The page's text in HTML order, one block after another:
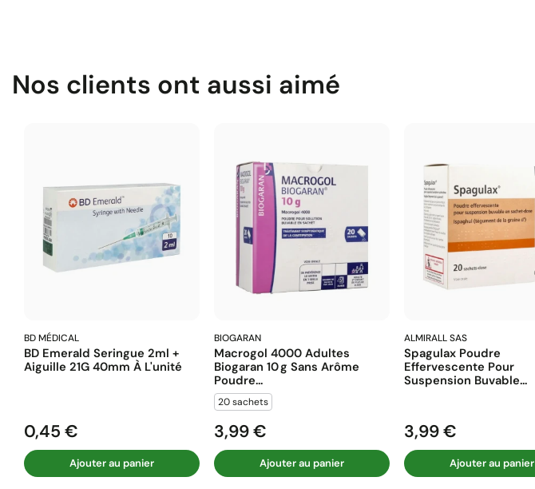
Nos clients ont aussi aimé
BD MÉDICAL
BD Emerald Seringue 2ml +
Aiguille 21G 40mm À L'unité
Prix
0,45 €
Ajouter au panier
BIOGARAN
Macrogol 4000 Adultes
Biogaran 10 G Sans Arôme
Poudre...
20 sachets
Prix
3,99 €
Ajouter au panier
ALMIRALL SAS
Spagulax Poudre
Effervescente Pour
Suspension Buvable...
Prix
3,99 €
Ajouter au panier